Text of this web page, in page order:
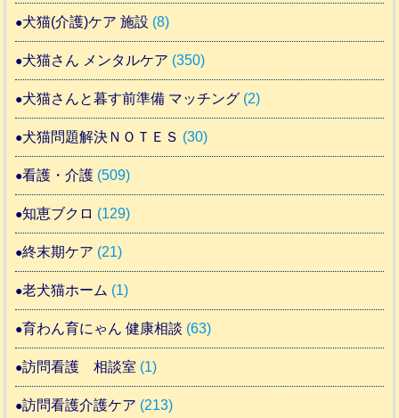
犬猫(介護)ケア 施設 (8)
犬猫さん メンタルケア (350)
犬猫さんと暮す前準備 マッチング (2)
犬猫問題解決ＮＯＴＥＳ (30)
看護・介護 (509)
知恵ブクロ (129)
終末期ケア (21)
老犬猫ホーム (1)
育わん育にゃん 健康相談 (63)
訪問看護 相談室 (1)
訪問看護介護ケア (213)